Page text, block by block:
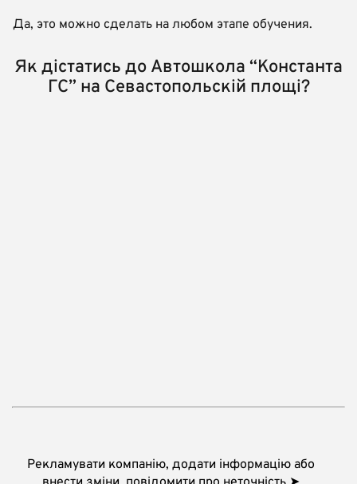
Да, это можно сделать на любом этапе обучения.
Як дістатись до Автошкола “Константа
ГС” на Севастопольскій площі?
Рекламувати компанію, додати інформацію або